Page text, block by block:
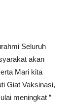
Seluruh
akan
Mari kita
Giat Vaksinasi,
meningkat ”